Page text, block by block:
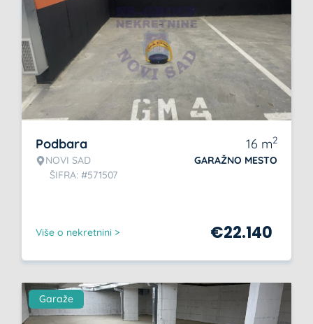
Podbara
NOVI SAD
ŠIFRA: #571507
16 m2
GARAŽNO MESTO
Više o nekretnini > €22.140
Garaže